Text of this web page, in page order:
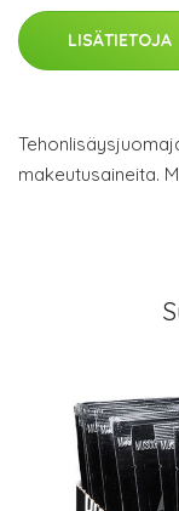
LISÄTIETOJA
makeutusaineita.